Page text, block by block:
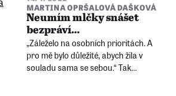
Původně zámečník, pak profesor
ekonomie. Po roce 1970 „šel k lopatě“.
Stal se disidentem a podepsal Chartu
77.
MARTINA OPRŠALOVÁ DAŠKOVÁ
Neumím mlčky snášet
bezpráví…
„Záleželo na osobních prioritách. A
pro mě bylo důležité, abych žila v
souladu sama se sebou.“ Tak